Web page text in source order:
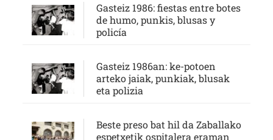
Gasteiz 1986: fiestas entre botes
de humo, punkis, blusas y
policía
Gasteiz 1986an: ke-potoen
arteko jaiak, punkiak, blusak
eta polizia
Beste preso bat hil da Zaballako
espetxetik ospitalera eraman